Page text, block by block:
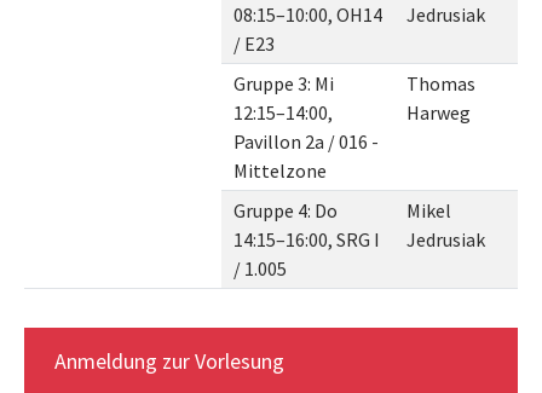
08:15–10:00, OH14
/ E23
Jedrusiak
Gruppe 3: Mi
12:15–14:00,
Pavillon 2a / 016 -
Mittelzone
Thomas
Harweg
Gruppe 4: Do
14:15–16:00, SRG I
/ 1.005
Mikel
Jedrusiak
Anmeldung zur Vorlesung